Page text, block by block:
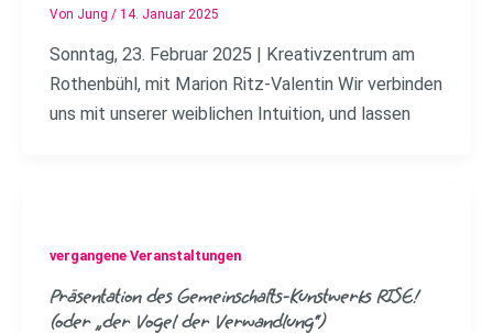
Von Jung / 14. Januar 2025
Sonntag, 23. Februar 2025 | Kreativzentrum am
Rothenbühl, mit Marion Ritz-Valentin Wir verbinden
uns mit unserer weiblichen Intuition, und lassen
vergangene Veranstaltungen
Präsentation des Gemeinschafts-Kunstwerks RISE!
(oder „der Vogel der Verwandlung“)